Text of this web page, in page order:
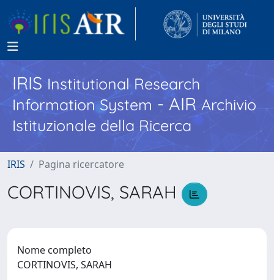
IRISInstitutional Research
Information System - AIR Archivio
Istituzionale della Ricerca
IRIS Pagina ricercatore
CORTINOVIS, SARAH
Nome completo
CORTINOVIS, SARAH